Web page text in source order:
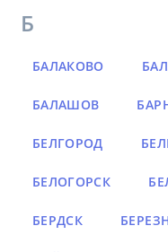
Б
БАЛАКОВО
БАЛАШОВ
БЕЛГОРОД
БЕЛОГОРСК
БЕРДСК